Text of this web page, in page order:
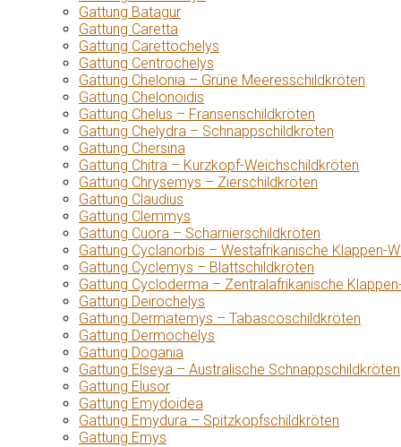
Gattung Batagur
Gattung Caretta
Gattung Carettochelys
Gattung Centrochelys
Gattung Chelonia – Grüne Meeresschildkröten
Gattung Chelonoidis
Gattung Chelus – Fransenschildkröten
Gattung Chelydra – Schnappschildkröten
Gattung Chersina
Gattung Chitra – Kurzkopf-Weichschildkröten
Gattung Chrysemys – Zierschildkröten
Gattung Claudius
Gattung Clemmys
Gattung Cuora – Scharnierschildkröten
Gattung Cyclanorbis – Westafrikanische Klappen-
Gattung Cyclemys – Blattschildkröten
Gattung Cycloderma – Zentralafrikanische
Gattung Deirochelys
Gattung Dermatemys – Tabascoschildkröten
Gattung Dermochelys
Gattung Dogania
Gattung Elseya – Australische Schnappschildkröten
Gattung Elusor
Gattung Emydoidea
Gattung Emydura – Spitzkopfschildkröten
Gattung Emys